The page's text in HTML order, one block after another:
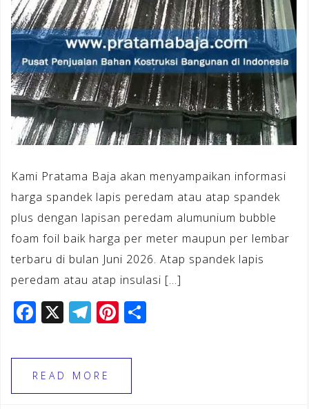
Kami Pratama Baja akan menyampaikan informasi
harga spandek lapis peredam atau atap spandek
plus dengan lapisan peredam alumunium bubble
foam foil baik harga per meter maupun per lembar
terbaru di bulan Juni 2026. Atap spandek lapis
peredam atau atap insulasi […]
F
c
e
b
X T
e
gr
a
Pi
te
e
READ MORE